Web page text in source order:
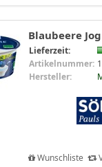
Blaubeere
Lieferzeit:
Artikelnummer:
Hersteller:
Wunschliste